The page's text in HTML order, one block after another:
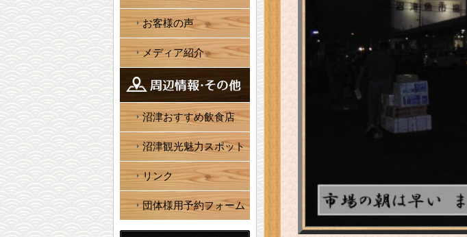
お客様の声
メディア紹介
沼津おすすめ飲食店
沼津観光魅力スポット
リンク
団体様用予約フォーム